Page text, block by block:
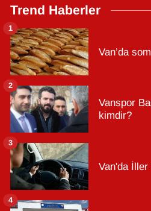
Trend Haberler
Van’da
1
Vanspor
kimdir?
2
Van'da İller
3
4